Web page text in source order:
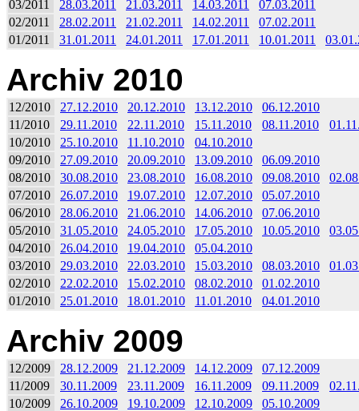
03/2011 28.03.2011 21.03.2011 14.03.2011
07.03.2011
02/2011
28.02.2011 21.02.2011 14.02.2011
07.02.2011
01/2011
31.01.2011 24.01.2011 17.01.2011 10.01.2011
Archiv 2010
12/2010 27.12.2010 20.12.2010 13.12.2010
06.12.2010
11/2010
29.11.2010 22.11.2010 15.11.2010 08.11.2010
10/2010
25.10.2010 11.10.2010
04.10.2010
09/2010
27.09.2010 20.09.2010 13.09.2010
06.09.2010
08/2010
30.08.2010 23.08.2010 16.08.2010 09.08.2010
07/2010
26.07.2010 19.07.2010 12.07.2010
05.07.2010
06/2010
28.06.2010 21.06.2010 14.06.2010
07.06.2010
05/2010
31.05.2010 24.05.2010 17.05.2010 10.05.2010
04/2010
26.04.2010 19.04.2010
05.04.2010
03/2010
29.03.2010 22.03.2010 15.03.2010 08.03.2010
02/2010
22.02.2010 15.02.2010 08.02.2010
01.02.2010
01/2010
25.01.2010 18.01.2010 11.01.2010 04.01.2010
Archiv 2009
12/2009 28.12.2009 21.12.2009 14.12.2009
07.12.2009
11/2009
30.11.2009 23.11.2009 16.11.2009 09.11.2009
10/2009
26.10.2009 19.10.2009 12.10.2009
05.10.2009